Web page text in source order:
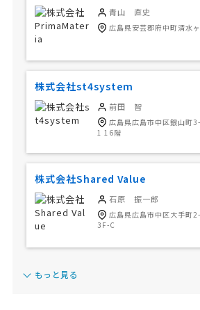
青山 直史
広島県安芸郡府中町清水
株式会社st4system
前田 智
広島県広島市中区銀山町
1 16階
株式会社Shared Value
石原 振一郎
広島県広島市中区大手
3F-C
もっと見る